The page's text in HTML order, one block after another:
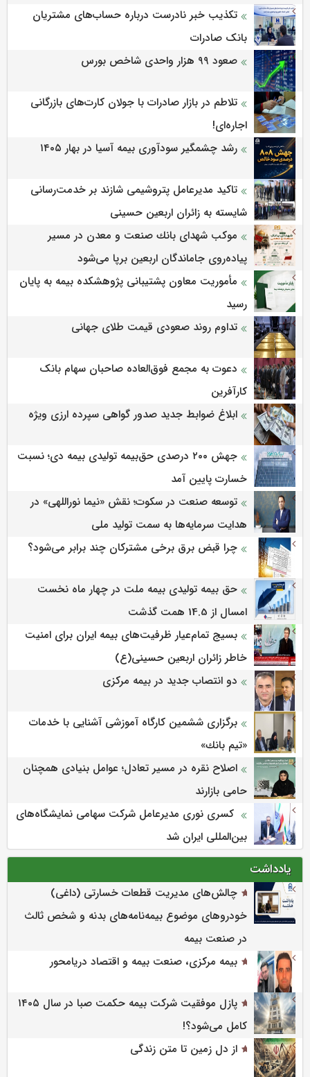
HSE
تکذیب خبر نادرست درباره حساب‌های مشتریان
بانک صادرات
تلاطم در بازار صادرات با جولان کارت‌های بازرگانی
اجاره‌ای!
تاکید مدیرعامل پتروشیمی شازند بر خدمت‌رسانی
شایسته به زائران اربعین حسینی
موكب شهدای بانك صنعت و معدن در مسیر
پیاده‌روی جاماندگان اربعین برپا می‌شود
مأموریت معاون پشتیبانی پژوهشكده بیمه به پایان
رسید
دعوت به مجمع فوق‌العاده صاحبان سهام بانک
کارآفرین
جهش ۲۰۰ درصدی حق‌بیمه تولیدی بیمه دی؛ نسبت
خسارت پایین آمد
توسعه صنعت در سکوت؛ نقش «نیما نوراللهی» در
هدایت سرمایه‌ها به سمت تولید ملی
حق بیمه تولیدی بیمه ملت در چهار ماه نخست
امسال از 14.5 همت گذشت
بسیج تمام‌عیار ظرفیت‌های بیمه ایران برای امنیت
خاطر زائران اربعین حسینی(ع)
برگزاری ششمین كارگاه آموزشی آشنایی با خدمات
«تیم بانك»
اصلاح نقره در مسیر تعادل؛ عوامل بنیادی همچنان
حامی بازارند
کسری نوری مدیرعامل شرکت سهامی نمایشگاه‌های
بین‌المللی ایران شد
یادداشت
چالش‌های مدیریت قطعات خسارتی (داغی)
خودروهای موضوع بیمه‌نامه‌های بدنه و شخص ثالث
در صنعت بیمه
کامل می‌شود؟!